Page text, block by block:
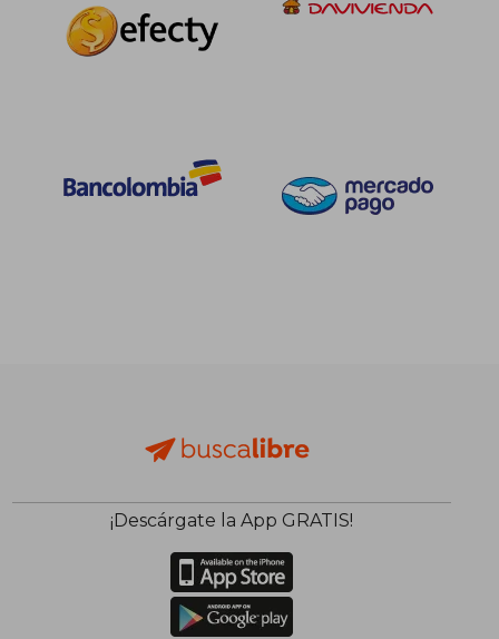
45%
¡Descárgate la App GRATIS!